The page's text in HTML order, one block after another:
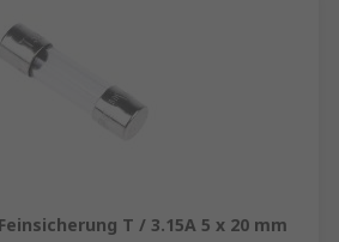
T / 3.15A 5 x 20 mm